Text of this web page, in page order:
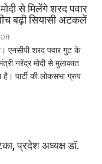
का
आनंद
से मिलेंगे शरद पवार
बढ़ी सियासी अटकलें
on
महाराष्ट्र
की
राजनीति
से
एनसीपी शरद पवार गुट के
नरेंद्र मोदी से मुलाकात
पार्टी की लोकसभा ग्रुप
प्रदेश अध्यक्ष डॉ.